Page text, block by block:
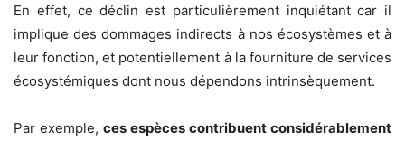
En effet, ce déclin est particulièrement inquiétant car il
implique des dommages indirects à nos écosystèmes et à
leur fonction, et potentiellement à la fourniture de services
écosystémiques dont nous dépendons intrinsèquement.
Par exemple, ces espèces contribuent considérablement